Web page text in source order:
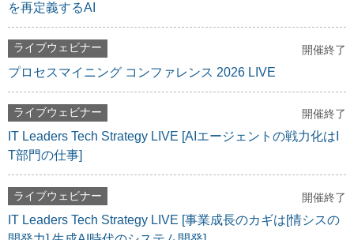
を再定義するAI
ライブウェビナー 開催終了
プロセスマイニング コンファレンス 2026 LIVE
ライブウェビナー 開催終了
IT Leaders Tech Strategy LIVE [AIエージェントの戦力化はI
T部門の仕事]
ライブウェビナー 開催終了
IT Leaders Tech Strategy LIVE [事業成長のカギは[情シスの